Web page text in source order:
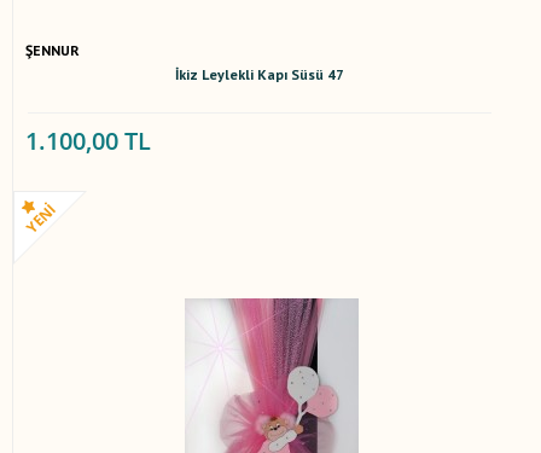
ŞENNUR
İkiz Leylekli Kapı Süsü 47
1.100,00 TL